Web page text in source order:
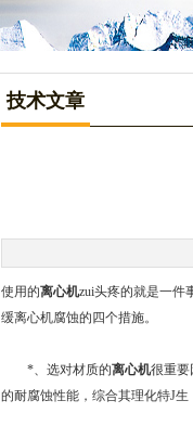
技术文章
使用的离心机zui头疼的就是一件
缓离心机腐蚀的四个措施。
*、选对材质的离心机很重要
的耐腐蚀性能，综合其理化特J